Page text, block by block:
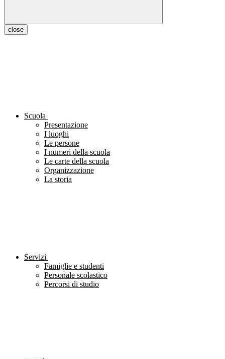
close
Scuola
Presentazione
I luoghi
Le persone
I numeri della scuola
Le carte della scuola
Organizzazione
La storia
Servizi
Famiglie e studenti
Personale scolastico
Percorsi di studio